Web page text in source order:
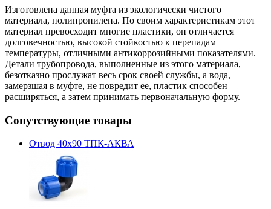
Изготовлена данная муфта из экологически чистого
материала, полипропилена. По своим характеристикам этот
материал превосходит многие пластики, он отличается
долговечностью, высокой стойкостью к перепадам
температуры, отличными антикоррозийными показателями.
Детали трубопровода, выполненные из этого материала,
безотказно прослужат весь срок своей службы, а вода,
замерзшая в муфте, не повредит ее, пластик способен
расширяться, а затем принимать первоначальную форму.
Сопутствующие товары
Отвод 40х90 ТПК-АКВА